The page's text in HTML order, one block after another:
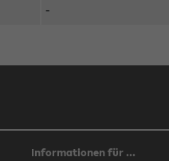
-
Informationen für ...